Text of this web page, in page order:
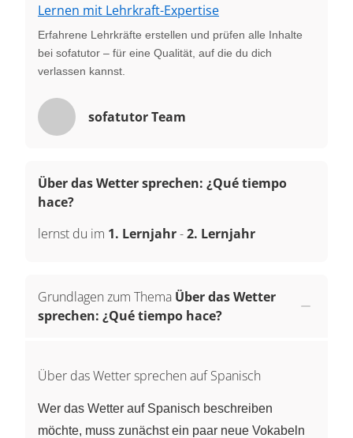
Lernen mit Lehrkraft-Expertise
Erfahrene Lehrkräfte erstellen und prüfen alle Inhalte
bei sofatutor – für eine Qualität, auf die du dich
verlassen kannst.
sofatutor Team
Über das Wetter sprechen: ¿Qué tiempo
hace?
lernst du im 1. Lernjahr-2. Lernjahr
Grundlagen zum Thema Über das Wetter
sprechen: ¿Qué tiempo hace?
Über das Wetter sprechen auf Spanisch
Wer das Wetter auf Spanisch beschreiben
möchte, muss zunächst ein paar neue Vokabeln